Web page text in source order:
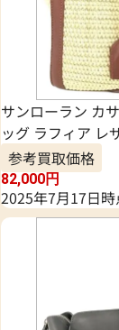
サンローラン カ
ッグ ラフィア レ
参考買取価格
82,000円
2025年7月17日時